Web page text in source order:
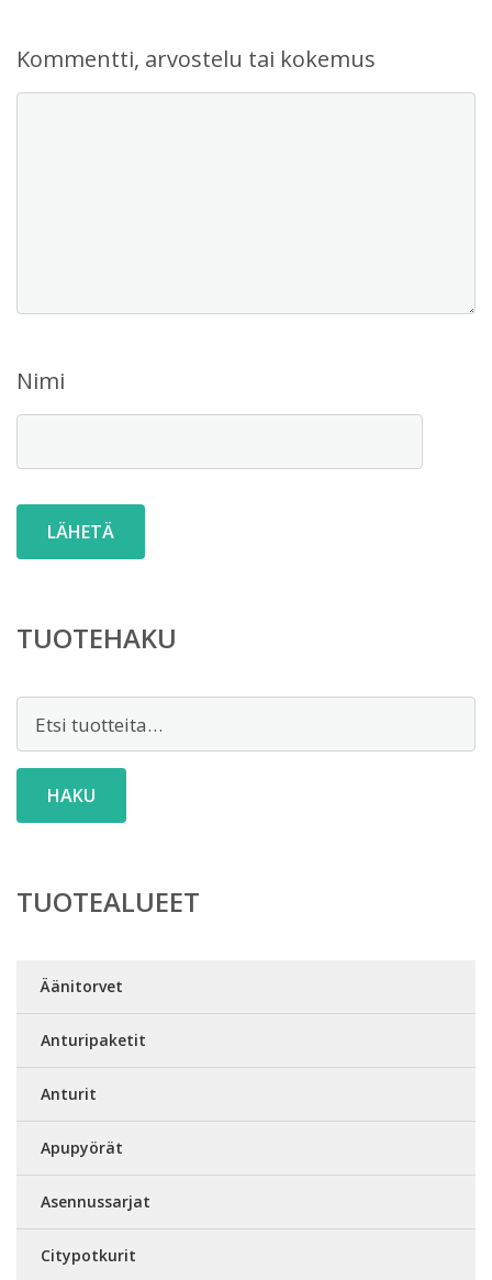
Kommentti, arvostelu tai kokemus
Nimi
TUOTEHAKU
HAKU
TUOTEALUEET
Äänitorvet
Anturipaketit
Anturit
Apupyörät
Asennussarjat
Citypotkurit